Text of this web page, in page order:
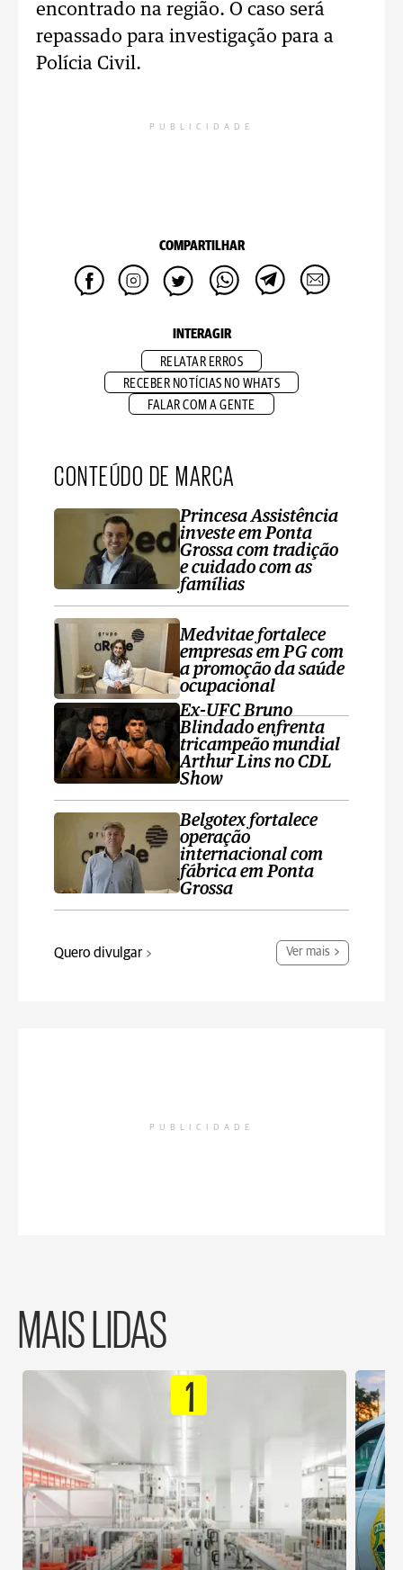
encontrado na região. O caso será
repassado para investigação para a
Polícia Civil.
PUBLICIDADE
COMPARTILHAR
INTERAGIR
RELATAR ERROS
RECEBER NOTÍCIAS NO WHATS
FALAR COM A GENTE
CONTEÚDO DE MARCA
Princesa Assistência
investe em Ponta
Grossa com tradição
e cuidado com as
famílias
Medvitae fortalece
empresas em PG com
a promoção da saúde
ocupacional
Ex-UFC Bruno
Blindado enfrenta
tricampeão mundial
Arthur Lins no CDL
Show
Belgotex fortalece
operação
internacional com
fábrica em Ponta
Grossa
Quero divulgar Ver mais
PUBLICIDADE
MAIS LIDAS
1